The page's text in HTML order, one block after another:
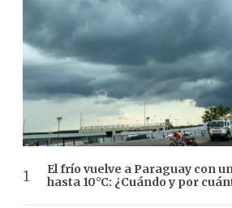
El frío vuelve a Paraguay con
hasta 10°C: ¿Cuándo y por